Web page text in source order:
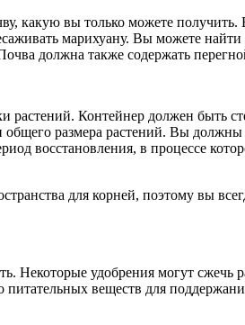
какую вы только можете
марихуану. Вы можете
должна также содержать
растений. Контейнер должен быть
размера растений. Вы должны
восстановления, в процессе
для корней, поэтому вы
Некоторые удобрения могут сжечь
веществ для